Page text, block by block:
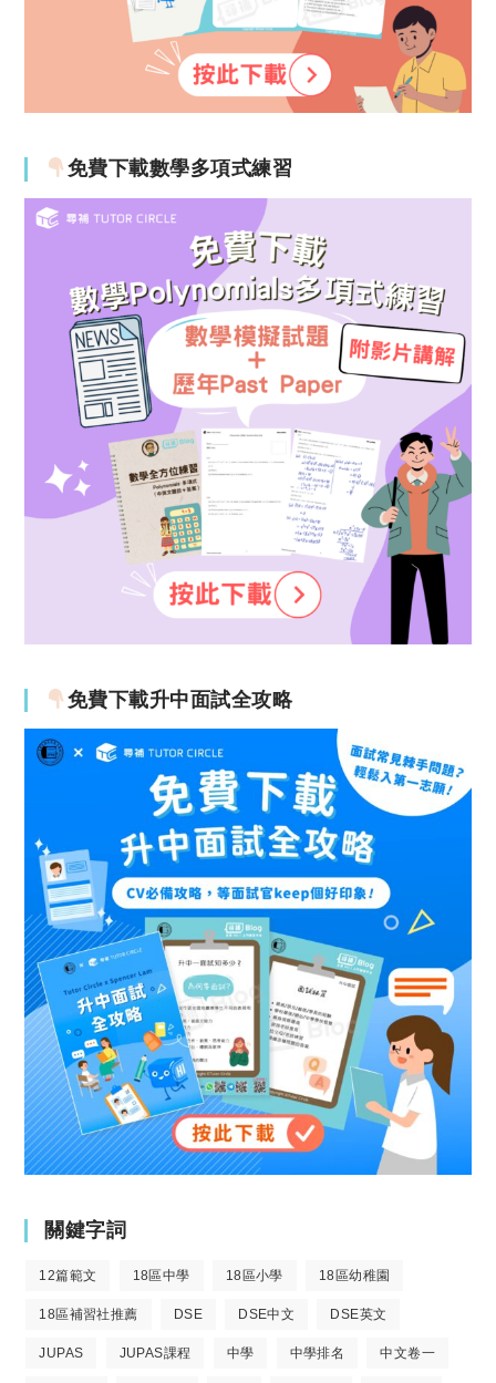
免費下載數學多項式練習
免費下載升中面試全攻略
關鍵字詞
12篇範文 18區中學 18區小學 18區幼稚園
18區補習社推薦 DSE DSE中文 DSE英文
JUPAS JUPAS課程 中學 中學排名 中文卷一